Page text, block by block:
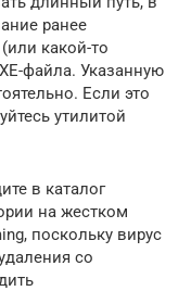
ранее
какой-то
файла. Указанную
Если это
утилитой
в каталог
на жестком
поскольку вирус
со